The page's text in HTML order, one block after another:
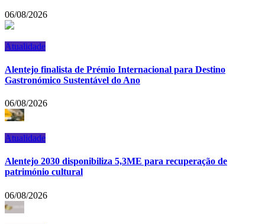
06/08/2026
Atualidade
Alentejo finalista de Prémio Internacional para Destino
Gastronómico Sustentável do Ano
06/08/2026
Atualidade
Alentejo 2030 disponibiliza 5,3ME para recuperação de
património cultural
06/08/2026